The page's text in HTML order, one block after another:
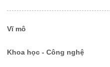
Vĩ mô
Khoa học - Công nghệ